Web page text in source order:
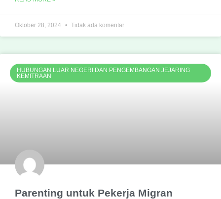
Oktober 28, 2024 Tidak ada komentar
HUBUNGAN LUAR NEGERI DAN PENGEMBANGAN JEJARING
KEMITRAAN
Parenting untuk Pekerja Migran